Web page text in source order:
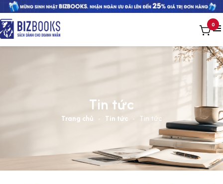
0
Tin tức
Trang chủ - Tin tức - Tin tức